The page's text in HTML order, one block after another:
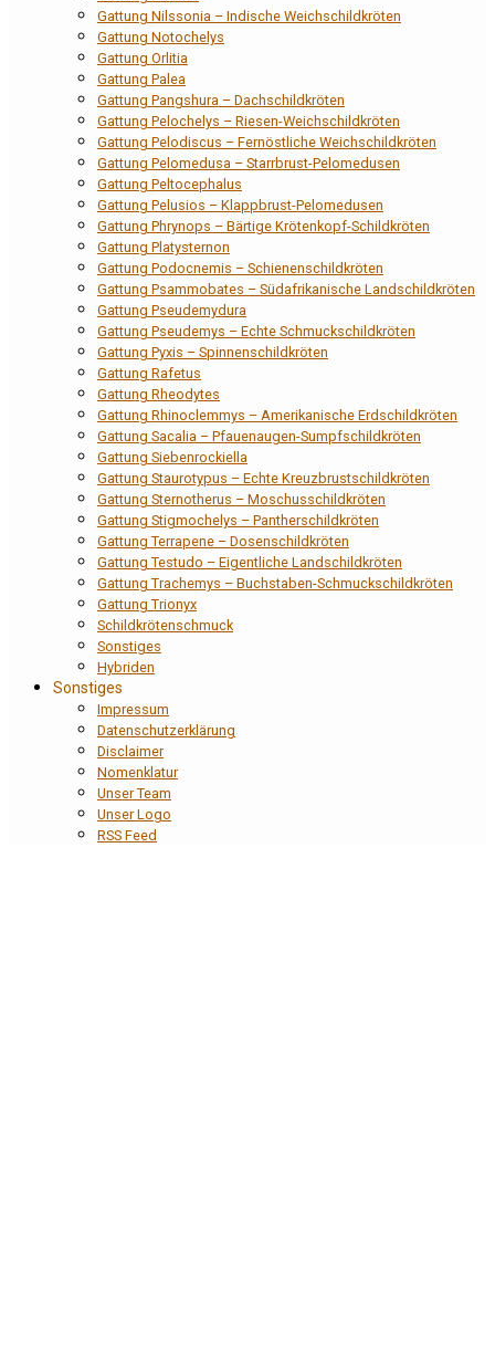
Gattung Nilssonia – Indische Weichschildkröten
Gattung Notochelys
Gattung Orlitia
Gattung Palea
Gattung Pangshura – Dachschildkröten
Gattung Pelochelys – Riesen-Weichschildkröten
Gattung Pelodiscus – Fernöstliche Weichschildkröten
Gattung Pelomedusa – Starrbrust-Pelomedusen
Gattung Peltocephalus
Gattung Pelusios – Klappbrust-Pelomedusen
Gattung Phrynops – Bärtige Krötenkopf-Schildkröten
Gattung Platysternon
Gattung Podocnemis – Schienenschildkröten
Gattung Psammobates – Südafrikanische Landschildkröten
Gattung Pseudemydura
Gattung Pseudemys – Echte Schmuckschildkröten
Gattung Pyxis – Spinnenschildkröten
Gattung Rafetus
Gattung Rheodytes
Gattung Rhinoclemmys – Amerikanische Erdschildkröten
Gattung Sacalia – Pfauenaugen-Sumpfschildkröten
Gattung Siebenrockiella
Gattung Staurotypus – Echte Kreuzbrustschildkröten
Gattung Sternotherus – Moschusschildkröten
Gattung Stigmochelys – Pantherschildkröten
Gattung Terrapene – Dosenschildkröten
Gattung Testudo – Eigentliche Landschildkröten
Gattung Trachemys – Buchstaben-Schmuckschildkröten
Gattung Trionyx
Schildkrötenschmuck
Sonstiges
Hybriden
Sonstiges
Impressum
Datenschutzerklärung
Disclaimer
Nomenklatur
Unser Team
Unser Logo
RSS Feed